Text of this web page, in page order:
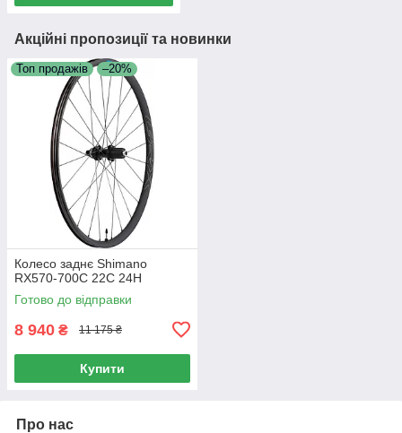
Акційні пропозиції та новинки
Топ продажів –20%
Колесо заднє Shimano
RX570-700C 22С 24Н
Готово до відправки
8 940 ₴ 11 175 ₴
Купити
Про нас